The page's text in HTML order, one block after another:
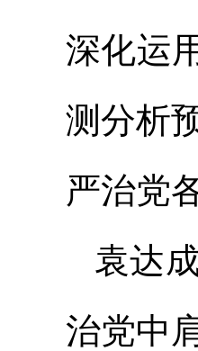
深化运
测分析
严治党
袁达
治党中